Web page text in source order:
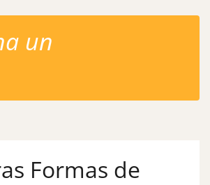
un
Formas de